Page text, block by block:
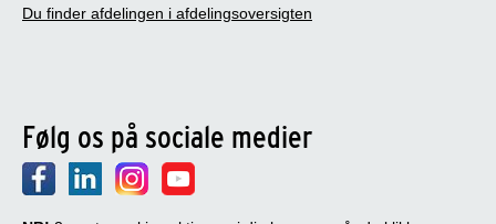
Du finder afdelingen i afdelingsoversigten
Følg os på sociale medier